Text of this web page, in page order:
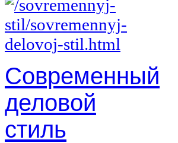
Современный
деловой
стиль